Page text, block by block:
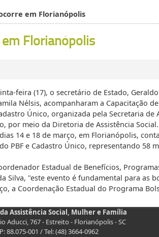
em Florianópolis
Florianópolis
feira (17), o secretário de Estado,
Nélsis, acompanharam a Capacitação
Único, organizada pela Secretaria de
por meio da Diretoria de Assistência
14 e 18 de março, em Florianópolis,
PBF e Cadastro Único, representando 58
Estadual de Benefícios,
Silva, "este evento é fundamental para as
a Coordenação Estadual do Programa
Assistência Social, Mulher e Família
Aducci, 767 - Estreito - Florianópolis - SC
88.075-001 / Tel: (48) 3664-0962